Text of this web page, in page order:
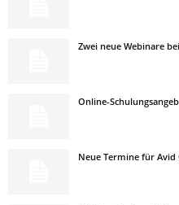
Zwei neue Webinare
Online-
Neue Termine für